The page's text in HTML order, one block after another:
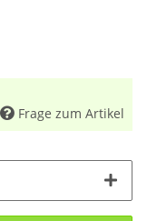
Frage zum Artikel